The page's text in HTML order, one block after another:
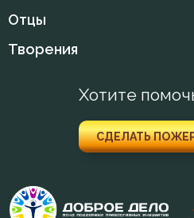
Сострадание
Спокойствие
Спор
Отцы
Творения
Хотите
СДЕЛАТЬ